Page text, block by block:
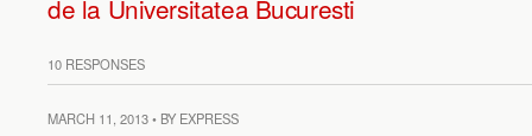
de la Universitatea Bucuresti
10 RESPONSES
MARCH 11, 2013 • BY EXPRESS